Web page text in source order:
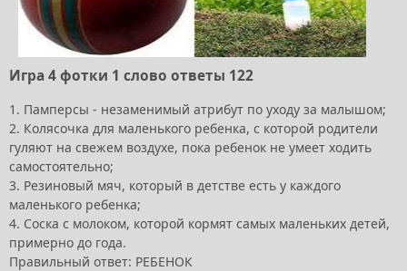
Игра 4 фотки 1 слово ответы 122
1. Памперсы - незаменимый атрибут по уходу за малышом;
2. Колясочка для маленького ребенка, с которой родители
гуляют на свежем воздухе, пока ребенок не умеет ходить
самостоятельно;
3. Резиновый мяч, который в детстве есть у каждого
маленького ребенка;
4. Соска с молоком, которой кормят самых маленьких детей,
примерно до года.
Правильный ответ: РЕБЕНОК